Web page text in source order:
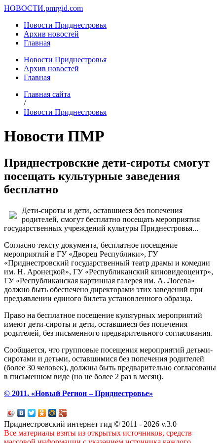
НОВОСТИ.pmrgid.com
Новости Приднестровья
Архив новостей
Главная
Новости Приднестровья
Архив новостей
Главная
Главная сайта
/
Новости Приднестровья
Новости ПМР
Приднестровские дети-сироты смогут
посещать культурные заведения
бесплатно
Дети-сироты и дети, оставшиеся без попечения
родителей, смогут бесплатно посещать мероприятия
государственных учреждений культуры Приднестровья...
Согласно тексту документа, бесплатное посещение
мероприятий в ГУ «Дворец Республики», ГУ
«Приднестровский государственный театр драмы и комедии
им. Н. Аронецкой», ГУ «Республиканский киновидеоцентр»,
ГУ «Республиканская картинная галерея им. А. Лосева»
должно быть обеспечено директорами этих заведений при
предъявлении единого билета установленного образца.
Право на бесплатное посещение культурных мероприятий
имеют дети-сироты и дети, оставшиеся без попечения
родителей, без письменного предварительного согласования.
Сообщается, что групповые посещения мероприятий детьми-
сиротами и детьми, оставшимися без попечения родителей
(более 30 человек), должны быть предварительно согласованы
в письменном виде (но не более 2 раз в месяц).
© 2011, «Новый Регион – Приднестровье»
Приднестровский интернет гид © 2011 - 2026 v.3.0
Все материалы взяты из открытых источников, средств